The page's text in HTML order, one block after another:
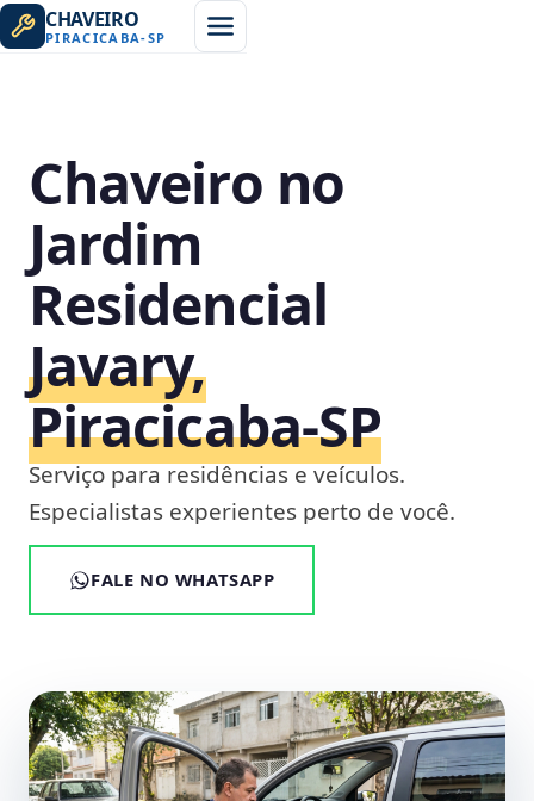
CHAVEIRO
PIRACICABA-SP
Chaveiro no
Jardim
Residencial
Javary,
Piracicaba‑SP
Serviço para residências e veículos.
Especialistas experientes perto de você.
FALE NO WHATSAPP